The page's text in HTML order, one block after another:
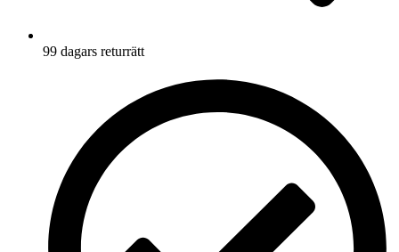
99 dagars returrätt